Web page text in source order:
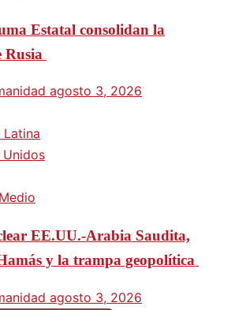
Estatal consolidan la
Rusia
agosto 3, 2026
Latina
Unidos
EE.UU.-Arabia Saudita,
y la trampa geopolítica
agosto 3, 2026